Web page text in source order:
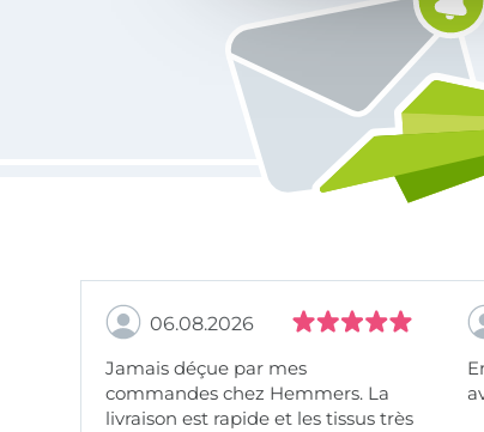
06.08.2026
Jamais déçue par mes
commandes chez Hemmers. La
livraison est rapide et les tissus très